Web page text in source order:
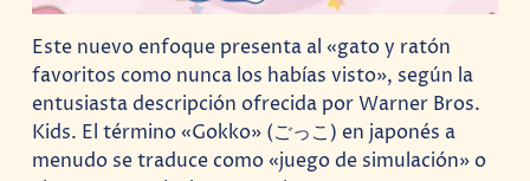
Este nuevo enfoque presenta al «gato y ratón
favoritos como nunca los habías visto», según la
entusiasta descripción ofrecida por Warner Bros.
Kids. El término «Gokko» (ごっこ) en japonés a
menudo se traduce como «juego de simulación» o